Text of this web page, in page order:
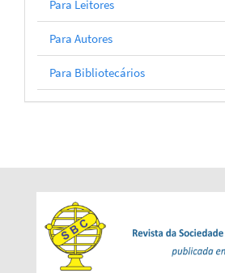
Para Leitores
Para Autores
Para Bibliotecários